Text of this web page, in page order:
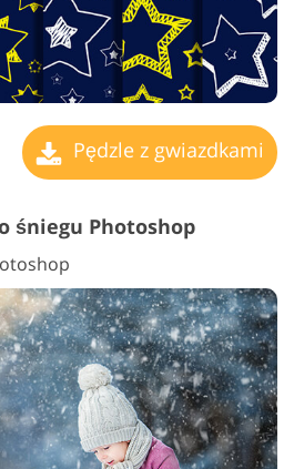
Pędzle z gwiazdkami
śniegu Photoshop